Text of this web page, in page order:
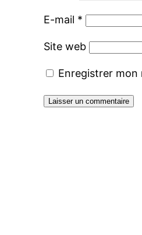
E-mail *
Site web
Enregistrer mon